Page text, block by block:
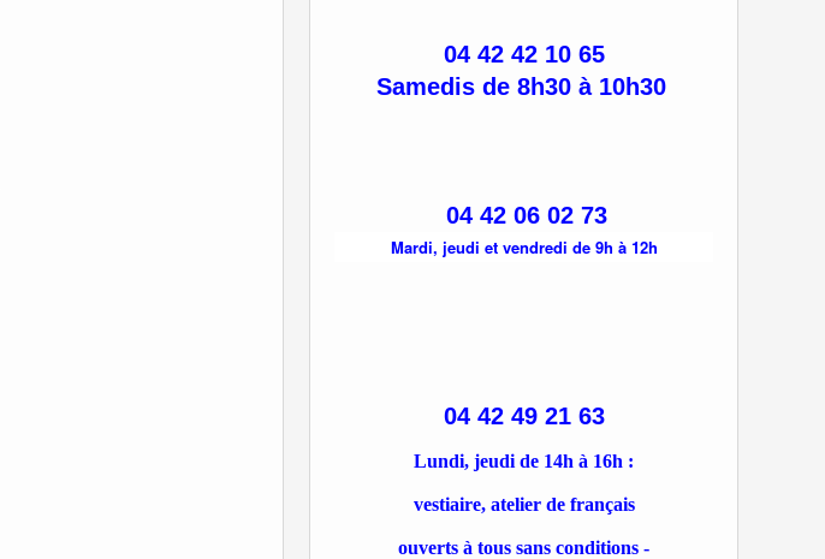
04 42 42 10 65
Samedis de 8h30 à 10h30
04 42 06 02 73
Mardi, jeudi et vendredi de 9h à 12h
04 42 49 21 63
Lundi, jeudi de 14h à 16h :
vestiaire, atelier de français
ouverts à tous sans conditions -